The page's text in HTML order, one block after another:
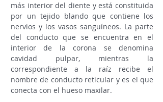
más interior del diente y está constituida
por un tejido blando que contiene los
nervios y los vasos sanguíneos. La parte
del conducto que se encuentra en el
interior de la corona se denomina
cavidad pulpar, mientras la
correspondiente a la raíz recibe el
nombre de conducto reticular y es el que
conecta con el hueso maxilar.